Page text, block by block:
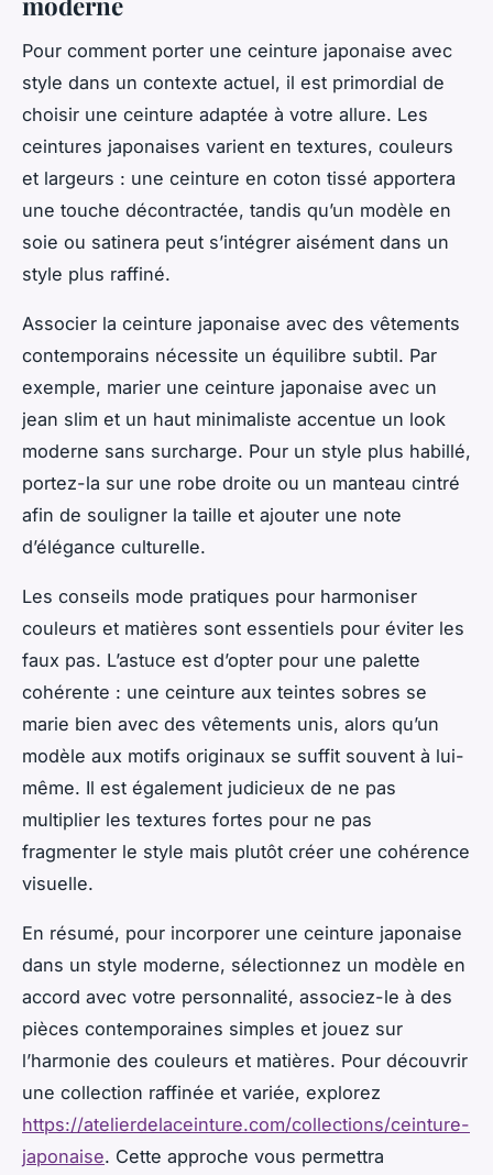
Pour comment porter une ceinture japonaise avec
style dans un contexte actuel, il est primordial de
choisir une ceinture adaptée à votre allure. Les
ceintures japonaises varient en textures, couleurs
et largeurs : une ceinture en coton tissé apportera
une touche décontractée, tandis qu’un modèle en
soie ou satinera peut s’intégrer aisément dans un
style plus raffiné.
Associer la ceinture japonaise avec des vêtements
contemporains nécessite un équilibre subtil. Par
exemple, marier une ceinture japonaise avec un
jean slim et un haut minimaliste accentue un look
moderne sans surcharge. Pour un style plus habillé,
portez-la sur une robe droite ou un manteau cintré
afin de souligner la taille et ajouter une note
d’élégance culturelle.
Les conseils mode pratiques pour harmoniser
couleurs et matières sont essentiels pour éviter les
faux pas. L’astuce est d’opter pour une palette
cohérente : une ceinture aux teintes sobres se
marie bien avec des vêtements unis, alors qu’un
modèle aux motifs originaux se suffit souvent à lui-
même. Il est également judicieux de ne pas
multiplier les textures fortes pour ne pas
fragmenter le style mais plutôt créer une cohérence
visuelle.
En résumé, pour incorporer une ceinture japonaise
dans un style moderne, sélectionnez un modèle en
accord avec votre personnalité, associez-le à des
pièces contemporaines simples et jouez sur
l’harmonie des couleurs et matières. Pour découvrir
une collection raffinée et variée, explorez
https://atelierdelaceinture.com/collections/ceinture-
japonaise. Cette approche vous permettra